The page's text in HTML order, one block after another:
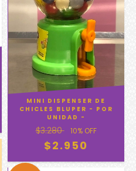
MINI DISPENSER DE
CHICLES BLUPER - POR
UNIDAD -
$3.280 10% OFF
$2.950